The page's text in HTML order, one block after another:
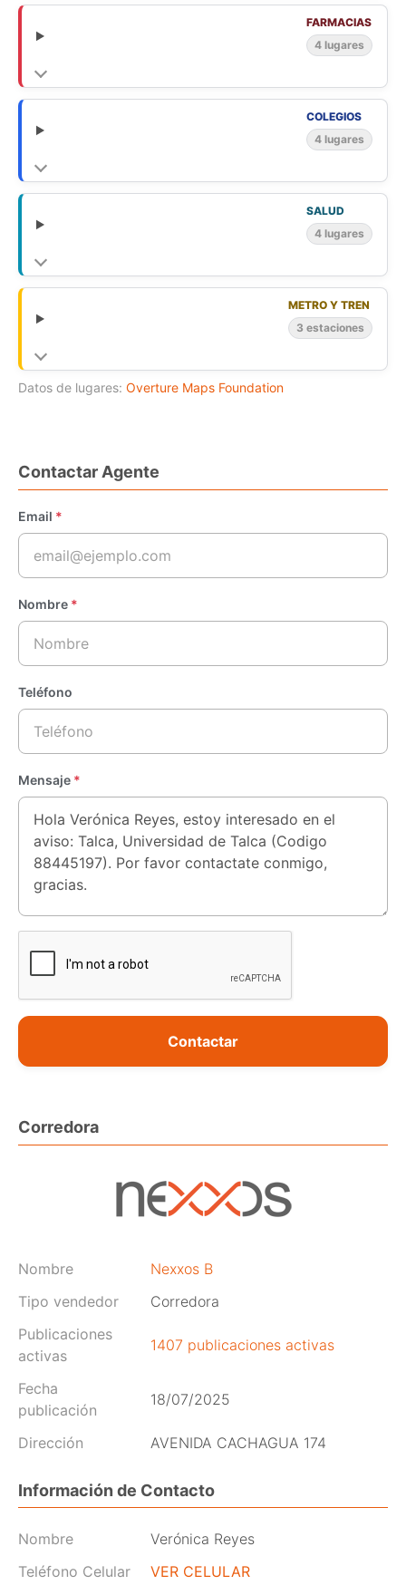
FARMACIAS
4 lugares
COLEGIOS
4 lugares
SALUD
4 lugares
METRO Y TREN
3 estaciones
Datos de lugares: Overture Maps Foundation
Contactar Agente
Email *
Nombre *
Teléfono
Mensaje *
Contactar
Corredora
Nombre
Nexxos B
Tipo vendedor
Corredora
Publicaciones
activas
1407 publicaciones activas
Fecha
publicación
18/07/2025
Dirección AVENIDA CACHAGUA 174
Información de Contacto
Nombre
Verónica Reyes
Teléfono Celular
VER CELULAR